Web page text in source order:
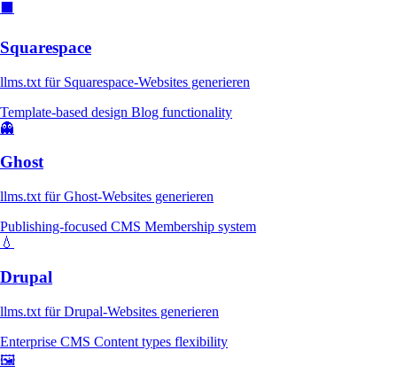
Squarespace
llms.txt für Squarespace-Websites generieren
Template-based design Blog functionality
👻
Ghost
llms.txt für Ghost-Websites generieren
Publishing-focused CMS Membership system
💧
Drupal
llms.txt für Drupal-Websites generieren
Enterprise CMS Content types flexibility
🖼️